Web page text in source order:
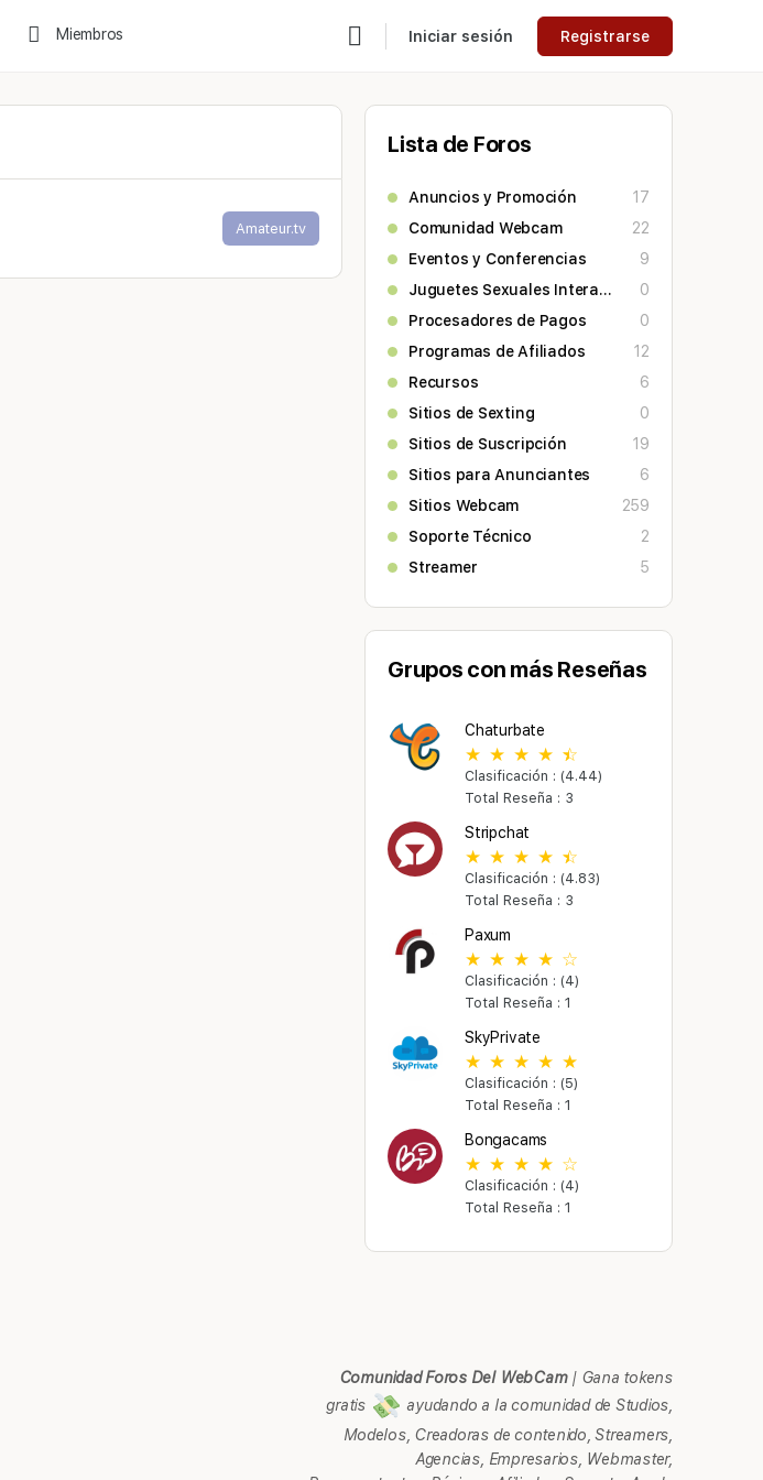
Miembros Iniciar sesión Registrarse
Amateur.tv
Lista de Foros
Anuncios y Promoción
17
Comunidad Webcam
22
Eventos y Conferencias
9
Juguetes Sexuales Interactivos
0
Procesadores de Pagos
0
Programas de Afiliados
12
Recursos
6
Sitios de Sexting
0
Sitios de Suscripción
19
Sitios para Anunciantes
6
Sitios Webcam
259
Soporte Técnico
2
Streamer
5
Grupos con más Reseñas
Chaturbate
Clasificación : (4.44)
Total Reseña : 3
Stripchat
Clasificación : (4.83)
Total Reseña : 3
Paxum
Clasificación : (4)
Total Reseña : 1
SkyPrivate
Clasificación : (5)
Total Reseña : 1
Bongacams
Clasificación : (4)
Total Reseña : 1
Comunidad Foros Del WebCam| Gana tokens
gratis
ayudando a la comunidad de Studios,
Modelos, Creadoras de contenido, Streamers,
Agencias, Empresarios, Webmaster,